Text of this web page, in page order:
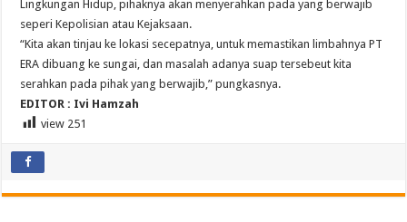
Lingkungan Hidup, pihaknya akan menyerahkan pada yang berwajib
seperi Kepolisian atau Kejaksaan.
“Kita akan tinjau ke lokasi secepatnya, untuk memastikan limbahnya PT
ERA dibuang ke sungai, dan masalah adanya suap tersebeut kita
serahkan pada pihak yang berwajib,” pungkasnya.
EDITOR : Ivi Hamzah
view 251